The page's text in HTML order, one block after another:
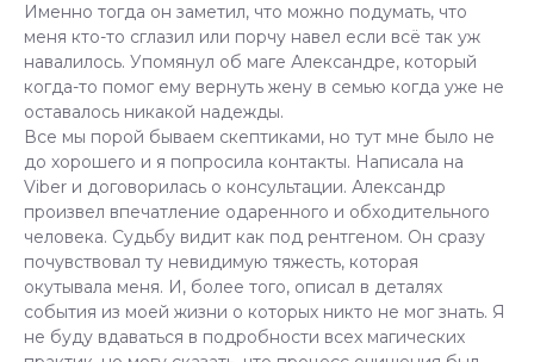
Именно тогда он заметил, что можно подумать, что
меня кто-то сглазил или порчу навел если всё так уж
навалилось. Упомянул об маге Александре, который
когда-то помог ему вернуть жену в семью когда уже не
оставалось никакой надежды.
Все мы порой бываем скептиками, но тут мне было не
до хорошего и я попросила контакты. Написала на
Viber и договорилась о консультации. Александр
произвел впечатление одаренного и обходительного
человека. Судьбу видит как под рентгеном. Он сразу
почувствовал ту невидимую тяжесть, которая
окутывала меня. И, более того, описал в деталях
события из моей жизни о которых никто не мог знать. Я
не буду вдаваться в подробности всех магических